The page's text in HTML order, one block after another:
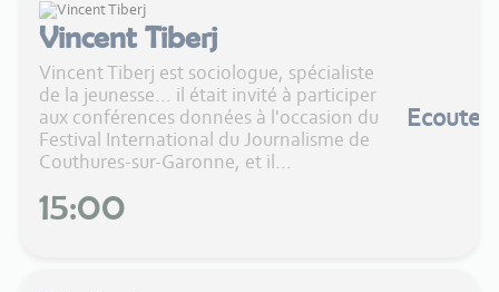
Vincent Tiberj
Vincent Tiberj est sociologue, spécialiste
de la jeunesse... il était invité à participer
aux conférences données à l'occasion du
Festival International du Journalisme de
Couthures-sur-Garonne, et il...
15:00
Ecouter